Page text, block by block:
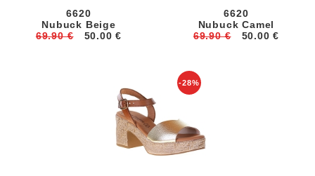
6620
Nubuck Beige
69.90 €
50.00 €
6620
Nubuck Camel
69.90 €
50.00 €
-28%